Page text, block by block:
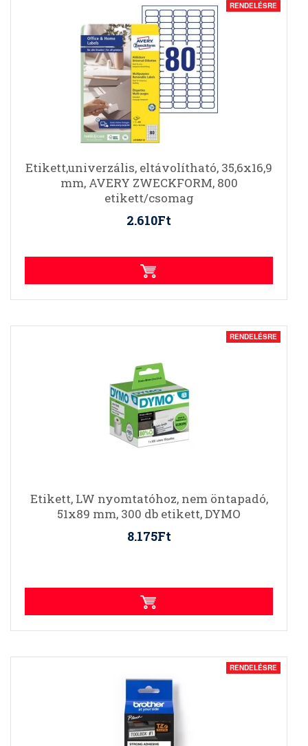
RENDELÉSRE
Etikett,univerzális, eltávolítható, 35,6x16,9
mm, AVERY ZWECKFORM, 800
etikett/csomag
2.610Ft
RENDELÉSRE
Etikett, LW nyomtatóhoz, nem öntapadó,
51x89 mm, 300 db etikett, DYMO
8.175Ft
RENDELÉSRE